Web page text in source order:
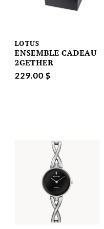
LOTUS
ENSEMBLE CADEAU
2GETHER
229.00 $